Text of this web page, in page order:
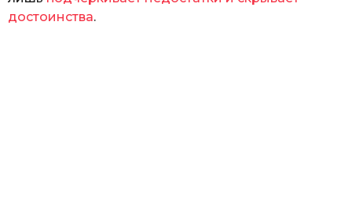
достоинства.